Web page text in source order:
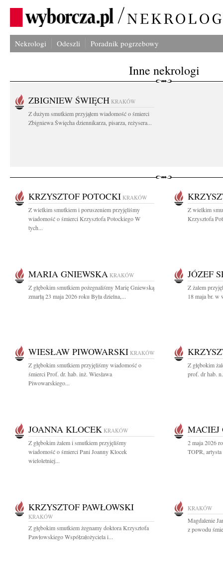
Nekrologi Odeszli Poradnik pogrzebowy
Inne nekrologi
ZBIGNIEW ŚWIĘCH KRAKÓW
Z dużym smutkiem przyjąłem wiadomość o śmierci
Zbigniewa Święcha dziennikarza, pisarza, reżysera...
KRZYSZTOF POTOCKI KRAKÓW
Z wielkim smutkiem i poruszeniem przyjęliśmy
wiadomość o śmierci Krzysztofa Potockiego W
tych...
Z wielkim
Krzysztofa
MARIA GNIEWSKA KRAKÓW
Z głębokim smutkiem pożegnaliśmy Marię Gniewską
zmarłą 23 maja 2026 roku Była dzielna,...
JÓZEF
Z żalem
18 maja br. w
WIESŁAW PIWOWARSKI KRAKÓW
Z głębokim smutkiem przyjęliśmy wiadomość o
śmierci Prof. dr. hab. inż. Wiesława
Piwowarskiego...
Z głębokim
prof. dr hab.
JOANNA KLOCEK KRAKÓW
Z głębokim żalem i smutkiem przyjęliśmy
wiadomość o śmierci Pani Joanny Klocek
wieloletniej...
MACIEJ
2 maja 2026
TOPR,
KRZYSZTOF PAWŁOWSKI
KRAKÓW
Z głębokim smutkiem żegnamy doktora Krzysztofa
Pawłowskiego Współzałożyciela i...
KRAKÓW
Magdalenie
z powodu